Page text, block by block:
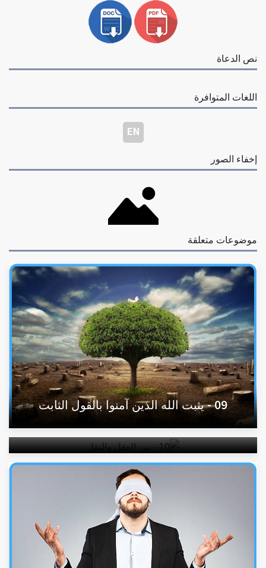
نص الدعاة
اللغات المتوافرة
EN
إخفاء الصور
موضوعات متعلقة
09 - يثبت الله الذين آمنوا بالقول الثابت
10 - بين العقل والنقل